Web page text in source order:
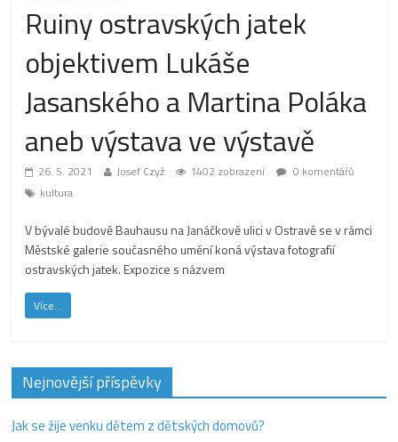
Ruiny ostravských jatek
objektivem Lukáše
Jasanského a Martina Poláka
aneb výstava ve výstavě
26. 5. 2021 Josef Czyž 1402 zobrazení
0 komentářů
kultura
V bývalé budově Bauhausu na Janáčkově ulici v Ostravě se v rámci
Městské galerie současného umění koná výstava fotografií
ostravských jatek. Expozice s názvem
Více...
Nejnovější příspěvky
Jak se žije venku dětem z dětských domovů?